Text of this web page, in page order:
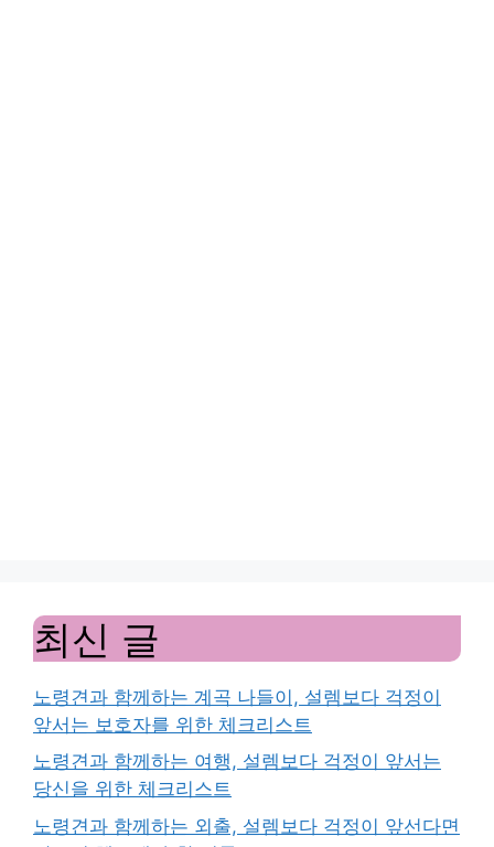
최신 글
노령견과 함께하는 계곡 나들이, 설렘보다 걱정이
앞서는 보호자를 위한 체크리스트
노령견과 함께하는 여행, 설렘보다 걱정이 앞서는
당신을 위한 체크리스트
노령견과 함께하는 외출, 설렘보다 걱정이 앞선다면